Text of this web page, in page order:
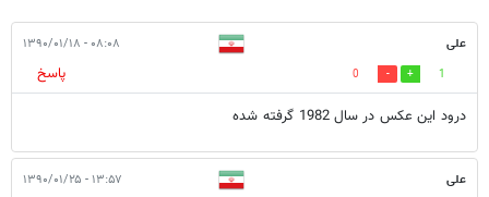
علی ۰۸:۰۸ - ۱۳۹۰/۰۱/۱۸
1
0
پاسخ
درود این عکس در سال 1982 گرفته شده
علی ۱۳:۵۷ - ۱۳۹۰/۰۱/۲۵